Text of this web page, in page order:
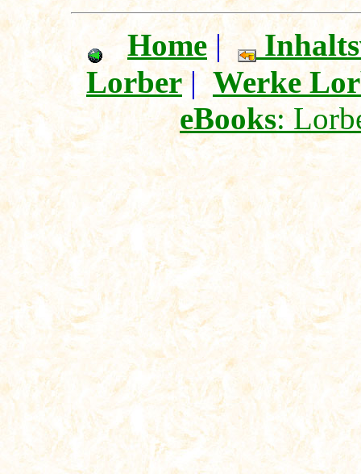
Home|
Lorber|Werke
eBooks: